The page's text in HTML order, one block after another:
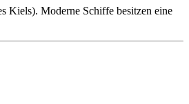
Kiels). Moderne Schiffe besitzen eine